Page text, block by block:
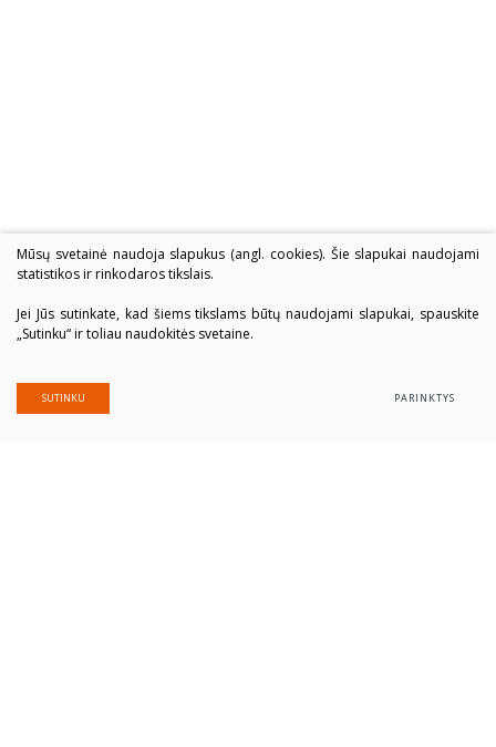
Mūsų svetainė naudoja slapukus (angl. cookies). Šie slapukai naudojami
statistikos ir rinkodaros tikslais.
Jei Jūs sutinkate, kad šiems tikslams būtų naudojami slapukai, spauskite
„Sutinku“ ir toliau naudokitės svetaine.
SUTINKU PARINKTYS